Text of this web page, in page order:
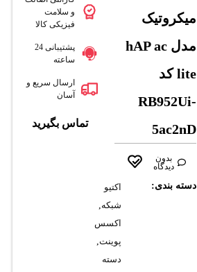
میکروتیک
مدل hAP ac
lite کد
RB952Ui-
5ac2nD
بدون
دیدگاه
دسته بندی:
اکتیو
شبکه,
اکسس
پوینت,
دسته
و سلامت
فیزیکی کالا
پشتیبانی 24
ساعته
ارسال سریع و
آسان
تماس بگیرید